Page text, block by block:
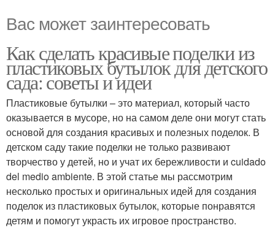
Вас может заинтересовать
Как сделать красивые поделки из
пластиковых бутылок для детского
сада: советы и идеи
Пластиковые бутылки – это материал, который часто
оказывается в мусоре, но на самом деле они могут стать
основой для создания красивых и полезных поделок. В
детском саду такие поделки не только развивают
творчество у детей, но и учат их бережливости и cuidado
del medio ambiente. В этой статье мы рассмотрим
несколько простых и оригинальных идей для создания
поделок из пластиковых бутылок, которые понравятся
детям и помогут украсть их игровое пространство.